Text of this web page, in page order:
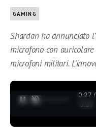
GAMING
Shardan ha annunciato
microfono con
microfoni militari.
0:27 /
3:37